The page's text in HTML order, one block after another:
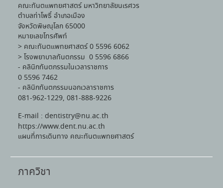
คณะทันตแพทยศาสตร์ มหาวิทยาลัยนเรศวร
ตำบลท่าโพธิ์ อำเภอเมือง
จังหวัดพิษณุโลก 65000
หมายเลขโทรศัพท์
> คณะทันตแพทยศาสตร์ 0 5596 6062
> โรงพยาบาลทันตกรรม 0 5596 6866
- คลินิกทันตกรรมในเวลาราชการ
0 5596 7462
- คลินิกทันตกรรมนอกเวลาราชการ
081-962-1229, 081-888-9226
E-mail : dentistry@nu.ac.th
https://www.dent.nu.ac.th
แผนที่การเดินทาง คณะทันตแพทยศาสตร์
ภาควิชา